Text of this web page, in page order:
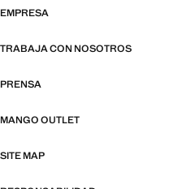
EMPRESA
TRABAJA CON NOSOTROS
PRENSA
MANGO OUTLET
SITE MAP